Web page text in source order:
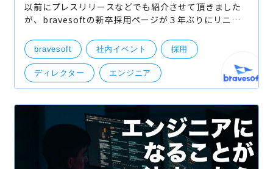
以前にプレスリリースなどでも紹介させて頂きました
が、bravesoftの新卒採用ページが３年ぶりにリニュ
をお伝えさせていただきます。 新卒採用ページ リ
bravesoft 社内イベント 採用
ディレクター エンジニア